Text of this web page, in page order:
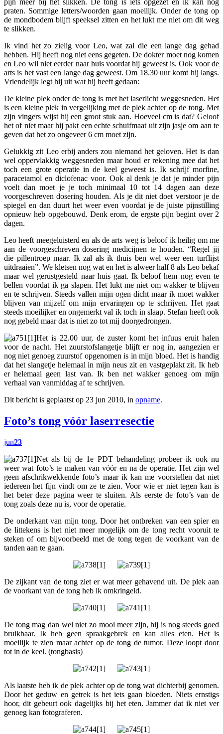
pijn meer bij het slikken. De tong is iets opgezet en ik kan nog
praten. Sommige letters/woorden gaan moeilijk. Onder de tong op
de mondbodem blijft speeksel zitten en het lukt me niet om dit weg
te slikken.
Ik vind het zo zielig voor Leo, wat zal die een lange dag gehad
hebben. Hij heeft nog niet eens gegeten. De dokter moet nog komen
en Leo wil niet eerder naar huis voordat hij geweest is. Ook voor de
arts is het vast een lange dag geweest. Om 18.30 uur komt hij langs.
Vriendelijk legt hij uit wat hij heeft gedaan:
De kleine plek onder de tong is met het laserlicht weggesneden. Het
is een kleine plek in vergelijking met de plek achter op de tong. Met
zijn vingers wijst hij een groot stuk aan. Hoeveel cm is dat? Geloof
het of niet maar hij pakt een echte schuifmaat uit zijn jasje om aan te
geven dat het zo ongeveer 6 cm moet zijn.
Gelukkig zit Leo erbij anders zou niemand het geloven. Het is dan
wel oppervlakkig weggesneden maar houd er rekening mee dat het
toch een grote operatie in de keel geweest is. Ik schrijf morfine,
paracetamol en diclofenac voor. Ook al denk je dat je minder pijn
voelt dan moet je je toch minimaal 10 tot 14 dagen aan deze
voorgeschreven dosering houden. Als je dit niet doet verstoor je de
spiegel en dan duurt het weer even voordat je de juiste pijnstilling
opnieuw heb opgebouwd. Denk erom, de ergste pijn begint over 2
dagen.
Leo heeft meegeluisterd en als de arts weg is beloof ik heilig om me
aan de voorgeschreven dosering medicijnen te houden. “Regel jij
die pillentroep maar. Ik zal als ik thuis ben wel weer een turflijst
uitdraaien”. We kletsen nog wat en het is alweer half 8 als Leo bekaf
maar wel gerustgesteld naar huis gaat. Ik beloof hem nog even te
bellen voordat ik ga slapen. Het lukt me niet om wakker te blijven
en te schrijven. Steeds vallen mijn ogen dicht maar ik moet wakker
blijven van mijzelf om mijn ervaringen op te schrijven. Het gaat
steeds moeilijker en ongemerkt val ik toch in slaap. Stefan heeft ook
nog gebeld maar dat is niet zo tot mij doorgedrongen.
Het is 22.00 uur, de zuster komt het infuus eruit halen
voor de nacht. Het zuurstofslangetje blijft er nog in, aangezien er
nog niet genoeg zuurstof opgenomen is in mijn bloed. Het is handig
dat het slangetje helemaal in mijn neus zit en vastgeplakt zit. Ik heb
er helemaal geen last van. Ik ben net wakker genoeg om mijn
verhaal van vanmiddag af te schrijven.
Dit bericht is geplaatst op 23 jun 2010, in opname.
Foto’s tong vóór laserresectie
jun23
Net als bij de 1e PDT behandeling probeer ik ook nu
weer wat foto’s te maken van vóór en na de operatie. Het zijn wel
geen afschrikwekkende foto’s maar ik kan me voorstellen dat niet
iedereen het fijn vindt om ze te zien. Voor wie er niet tegen kan is
het beter deze pagina weer te sluiten. Als eerste de foto’s van de
tong zoals deze nu is, voor de operatie.
De onderkant van mijn tong. Door het ontbreken van een spier en
de littekens is het niet meer mogelijk om de tong recht vooruit te
steken of om bijvoorbeeld met de tong tegen de voorkant van de
tanden aan te gaan.
De zijkant van de tong ziet er wat meer gehavend uit. De plek aan
de voorkant van de tong heb ik omkringeld.
De tong mag dan wel niet zo mooi meer zijn, hij is nog steeds goed
bruikbaar. Ik heb geen spraakgebrek en kan alles eten. Het is
moeilijk te zien maar achter op de tong de tumor. Deze loopt door
tot in de keel. (tongbasis)
Als laatste heb ik de plek achter op de tong wat dichterbij genomen.
Door het geduw en getrek is het iets gaan bloeden. Niets ernstigs
hoor, dit gebeurt ook dagelijks bij het eten. Jammer dat ik niet ver
genoeg kan fotograferen.